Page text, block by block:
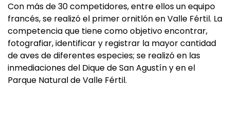
Con más de 30 competidores, entre ellos un equipo
francés, se realizó el primer ornitlón en Valle Fértil. La
competencia que tiene como objetivo encontrar,
fotografiar, identificar y registrar la mayor cantidad
de aves de diferentes especies; se realizó en las
inmediaciones del Dique de San Agustín y en el
Parque Natural de Valle Fértil.